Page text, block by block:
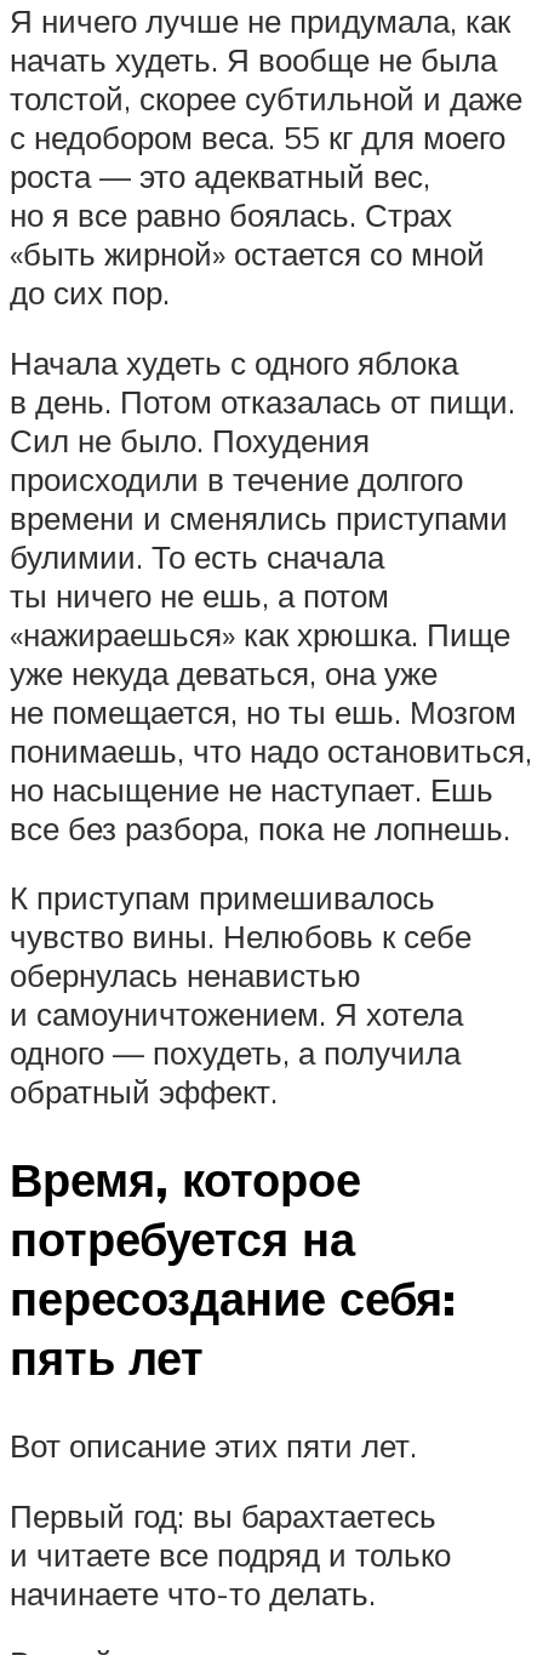
Я ничего лучше не придумала, как
начать худеть. Я вообще не была
толстой, скорее субтильной и даже
с недобором веса. 55 кг для моего
роста — это адекватный вес,
но я все равно боялась. Страх
«быть жирной» остается со мной
до сих пор.
Начала худеть с одного яблока
в день. Потом отказалась от пищи.
Сил не было. Похудения
происходили в течение долгого
времени и сменялись приступами
булимии. То есть сначала
ты ничего не ешь, а потом
«нажираешься» как хрюшка. Пище
уже некуда деваться, она уже
не помещается, но ты ешь. Мозгом
понимаешь, что надо остановиться,
но насыщение не наступает. Ешь
все без разбора, пока не лопнешь.
К приступам примешивалось
чувство вины. Нелюбовь к себе
обернулась ненавистью
и самоуничтожением. Я хотела
одного — похудеть, а получила
обратный эффект.
Время, которое
потребуется на
пересоздание себя:
пять лет
Вот описание этих пяти лет.
Первый год: вы барахтаетесь
и читаете все подряд и только
начинаете что-то делать.